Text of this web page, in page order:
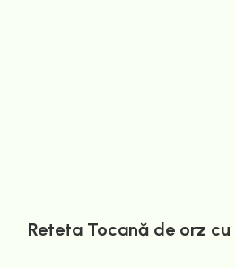
Reteta Tocană de orz